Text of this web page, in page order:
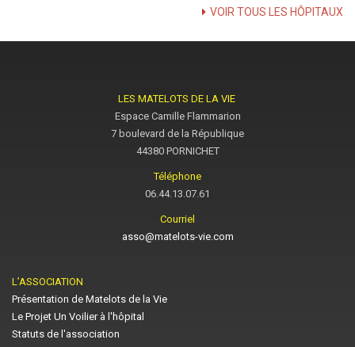
VOIR TOUS LES HÔPITAUX
LES MATELOTS DE LA VIE
Espace Camille Flammarion
7 boulevard de la République
44380 PORNICHET
Téléphone
06.44.13.07.61
Courriel
asso@matelots-vie.com
L’ASSOCIATION
Présentation de Matelots de la Vie
Le Projet Un Voilier à l'hôpital
Statuts de l'association